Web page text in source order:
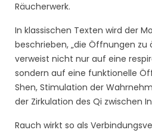
Räucherwerk.
In klassischen Texten wird der
beschrieben, „die Öffnungen zu
verweist nicht nur auf eine
sondern auf eine funktionelle
Shen, Stimulation der
der Zirkulation des Qi zwischen
Rauch wirkt so als